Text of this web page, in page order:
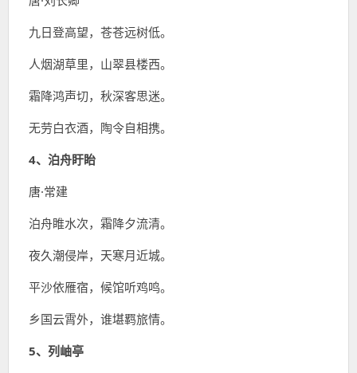
九日登高望，苍苍远树低。
人烟湖草里，山翠县楼西。
霜降鸿声切，秋深客思迷。
无劳白衣酒，陶令自相携。
4、泊舟盱眙
唐·常建
泊舟睢水次，霜降夕流清。
夜久潮侵岸，天寒月近城。
平沙依雁宿，候馆听鸡鸣。
乡国云霄外，谁堪羁旅情。
5、列岫亭